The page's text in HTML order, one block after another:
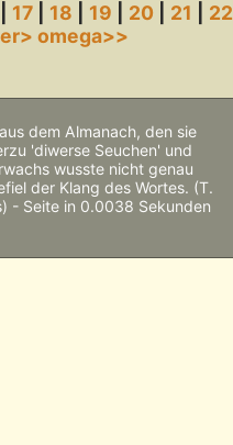
17 18 19 20 21
22
omega>>
dem Almanach, den sie
'diwerse Seuchen' und
wusste nicht genau
der Klang des Wortes. (T.
- Seite in 0.0038 Sekunden